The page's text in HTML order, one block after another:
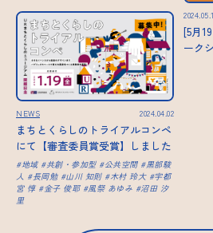
[5月
ーク
NEWS 2024.04.02
まちとくらしのトライアルコンペ
にて【審査委員賞受賞】しました
地域 共創・参加型 公共空間
黒部駿
人
長岡勉 山川 知則 木村 玲大
宇都
宮 惇
金子 俊耶 風祭 あゆみ
沼田 汐
里